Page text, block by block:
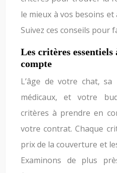
le mieux à vos besoins et
Suivez ces conseils pour
Les critères essentiels
compte
L’âge de votre chat, sa
médicaux, et votre
critères à prendre en
votre contrat. Chaque
prix de la couverture et
Examinons de plus